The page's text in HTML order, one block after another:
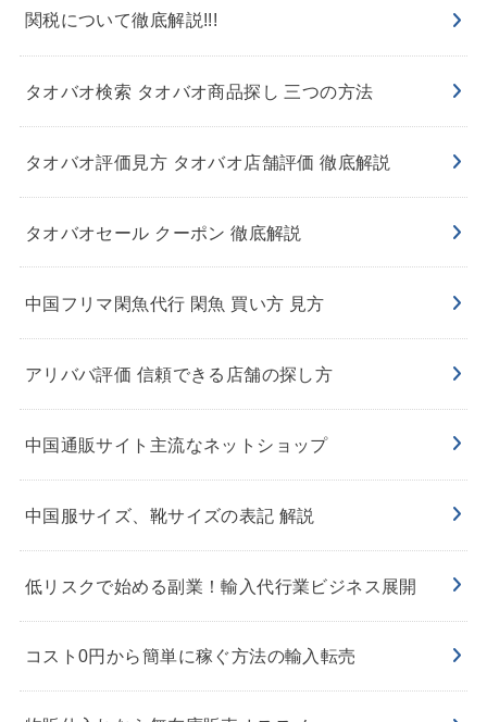
関税について徹底解説!!!
タオバオ検索 タオバオ商品探し 三つの方法
タオバオ評価見方 タオバオ店舗評価 徹底解説
タオバオセール クーポン 徹底解説
中国フリマ閑魚代行 閑魚 買い方 見方
アリババ評価 信頼できる店舗の探し方
中国通販サイト主流なネットショップ
中国服サイズ、靴サイズの表記 解説
低リスクで始める副業！輸入代行業ビジネス展開
コスト0円から簡単に稼ぐ方法の輸入転売